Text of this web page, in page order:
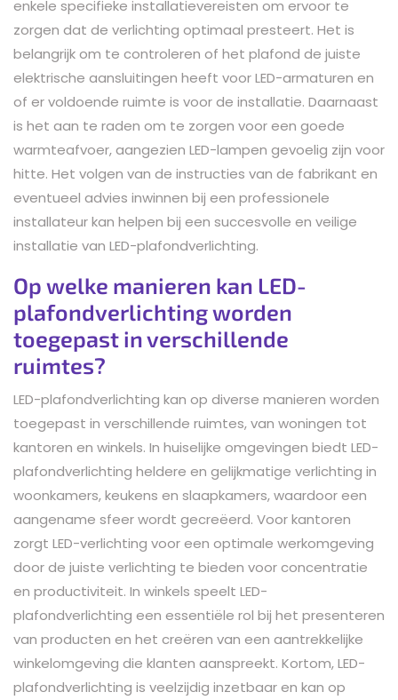
enkele specifieke installatievereisten om ervoor te
zorgen dat de verlichting optimaal presteert. Het is
belangrijk om te controleren of het plafond de juiste
elektrische aansluitingen heeft voor LED-armaturen en
of er voldoende ruimte is voor de installatie. Daarnaast
is het aan te raden om te zorgen voor een goede
warmteafvoer, aangezien LED-lampen gevoelig zijn voor
hitte. Het volgen van de instructies van de fabrikant en
eventueel advies inwinnen bij een professionele
installateur kan helpen bij een succesvolle en veilige
installatie van LED-plafondverlichting.
Op welke manieren kan LED-
plafondverlichting worden
toegepast in verschillende
ruimtes?
LED-plafondverlichting kan op diverse manieren worden
toegepast in verschillende ruimtes, van woningen tot
kantoren en winkels. In huiselijke omgevingen biedt LED-
plafondverlichting heldere en gelijkmatige verlichting in
woonkamers, keukens en slaapkamers, waardoor een
aangename sfeer wordt gecreëerd. Voor kantoren
zorgt LED-verlichting voor een optimale werkomgeving
door de juiste verlichting te bieden voor concentratie
en productiviteit. In winkels speelt LED-
plafondverlichting een essentiële rol bij het presenteren
van producten en het creëren van een aantrekkelijke
winkelomgeving die klanten aanspreekt. Kortom, LED-
plafondverlichting is veelzijdig inzetbaar en kan op